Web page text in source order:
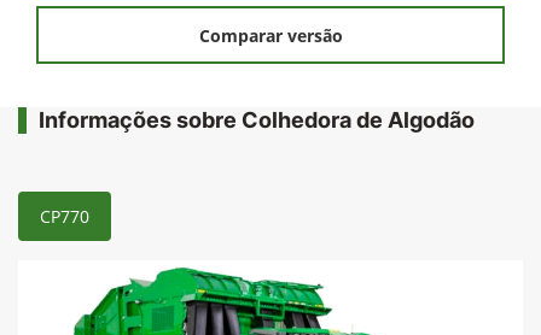
Comparar versão
Informações sobre Colhedora de Algodão
CP770